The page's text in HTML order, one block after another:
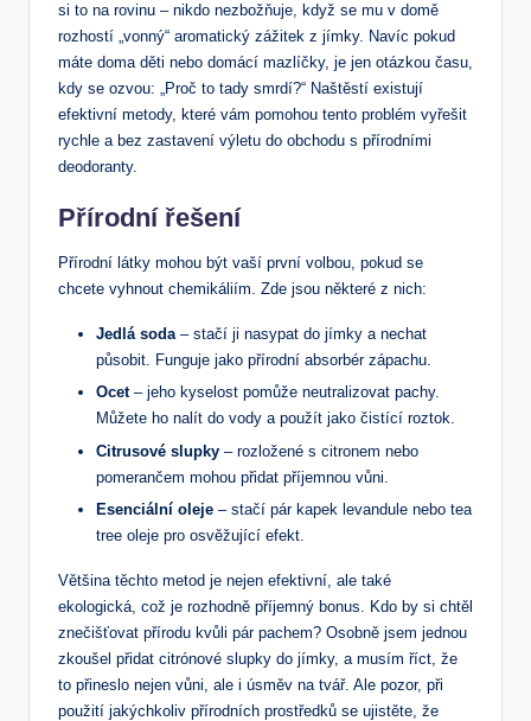
si to na rovinu – nikdo nezbožňuje, když se mu v domě
rozhostí „vonný“ aromatický zážitek z jímky. Navíc pokud
máte doma děti nebo domácí mazlíčky, je jen otázkou času,
kdy se ozvou: „Proč to tady smrdí?“ Naštěstí existují
efektivní metody, které vám pomohou tento problém vyřešit
rychle a bez zastavení výletu do obchodu s přírodními
deodoranty.
Přírodní řešení
Přírodní látky mohou být vaší první volbou, pokud se
chcete vyhnout chemikáliím. Zde jsou některé z nich:
Jedlá soda– stačí ji nasypat do jímky a nechat
působit. Funguje jako přírodní absorbér zápachu.
Ocet– jeho kyselost pomůže neutralizovat pachy.
Můžete ho nalít do vody a použít jako čistící roztok.
Citrusové slupky – rozložené s citronem nebo
pomerančem mohou přidat příjemnou vůni.
Esenciální oleje – stačí pár kapek levandule nebo tea
tree oleje pro osvěžující efekt.
Většina těchto metod je nejen efektivní, ale také
ekologická, což je rozhodně příjemný bonus. Kdo by si chtěl
znečišťovat přírodu kvůli pár pachem? Osobně jsem jednou
zkoušel přidat citrónové slupky do jímky, a musím říct, že
to přineslo nejen vůni, ale i úsměv na tvář. Ale pozor, při
použití jakýchkoliv přírodních prostředků se ujistěte, že